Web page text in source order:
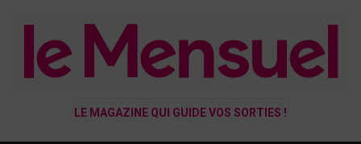
LE MAGAZINE QUI GUIDE VOS SORTIES !